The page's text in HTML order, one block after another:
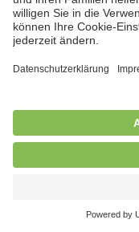
in Teilzeit (mind. 20
in unbefristeter
Kinderdorf